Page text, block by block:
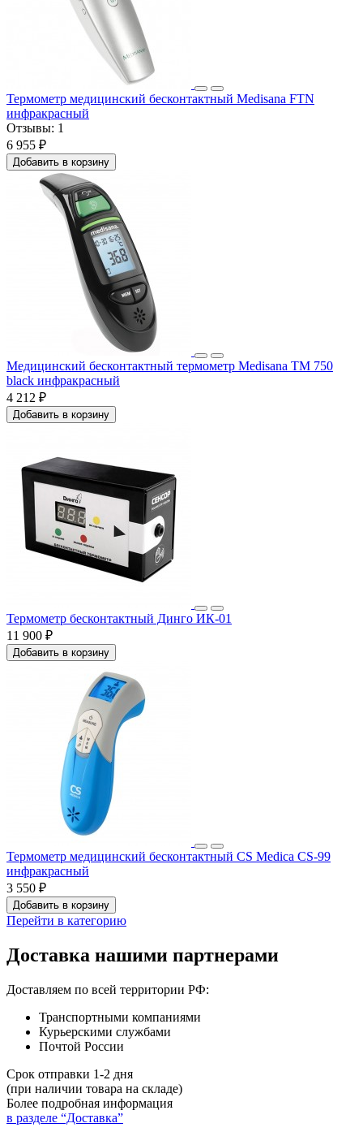
Термометр медицинский бесконтактный Medisana FTN
инфракрасный
Отзывы: 1
6 955 ₽
Добавить в корзину
Медицинский бесконтактный термометр Medisana TM 750
black инфракрасный
4 212 ₽
Добавить в корзину
Термометр бесконтактный Динго ИК-01
11 900 ₽
Добавить в корзину
Термометр медицинский бесконтактный CS Medica CS-99
инфракрасный
3 550 ₽
Добавить в корзину
Перейти в категорию
Доставка нашими партнерами
Доставляем по всей территории РФ:
Транспортными компаниями
Курьерскими службами
Почтой России
Срок отправки 1-2 дня
(при наличии товара на складе)
Более подробная информация
в разделе “Доставка”